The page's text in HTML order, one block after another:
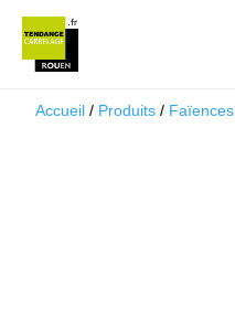
Accueil / Produits / Faïences